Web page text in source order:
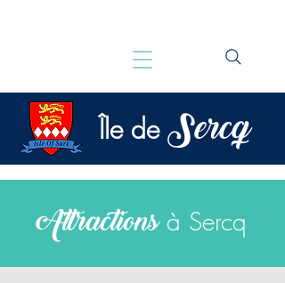
Île de Sercq
Attractions à Sercq